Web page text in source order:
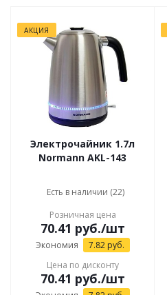
АКЦИЯ
Электрочайник 1.7л
Normann AKL-143
Есть в наличии (22)
Розничная цена
70.41 руб./шт
Экономия 7.82руб.
Цена по дисконту
70.41 руб./шт